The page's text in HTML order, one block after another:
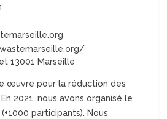
13001 Marseille
œuvre pour la réduction des
2021, nous avons organisé le
participants). Nous